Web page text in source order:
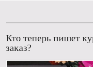
Кто теперь пишет
заказ?